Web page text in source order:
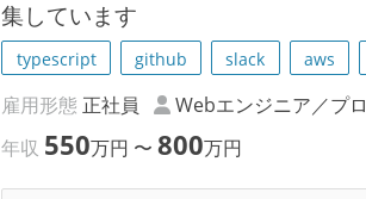
集しています
typescript github slack aws
雇用形態 正社員 Webエンジニア／プ
年収 550万円 〜800万円